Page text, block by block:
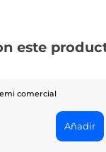
este
comercial
Añadir